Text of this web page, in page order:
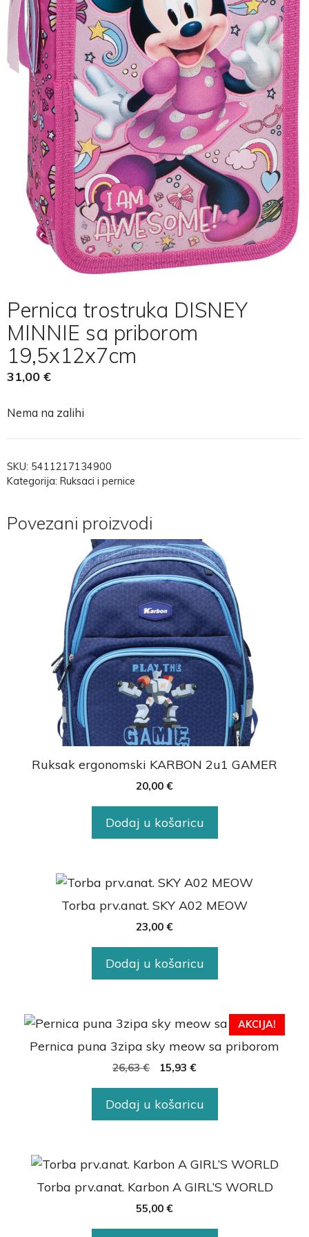
Pernica trostruka DISNEY
MINNIE sa priborom
19,5x12x7cm
31,00 €
Nema na zalihi
SKU: 5411217134900
Kategorija: Ruksaci i pernice
Povezani proizvodi
Ruksak ergonomski KARBON 2u1 GAMER
20,00 €
Dodaj u košaricu
Torba prv.anat. SKY A02 MEOW
23,00 €
Dodaj u košaricu
AKCIJA!
Pernica puna 3zipa sky meow sa priborom
26,63€ 15,93 €
Dodaj u košaricu
Torba prv.anat. Karbon A GIRL’S WORLD
55,00 €